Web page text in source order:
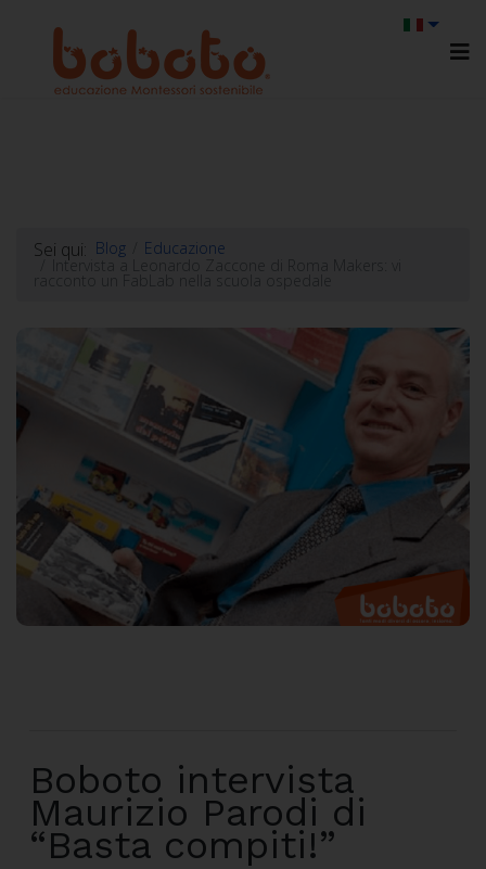
Sei qui: Blog
Educazione
Intervista a Leonardo Zaccone di Roma Makers: vi
racconto un FabLab nella scuola ospedale
Boboto intervista
Maurizio Parodi di
“Basta compiti!”